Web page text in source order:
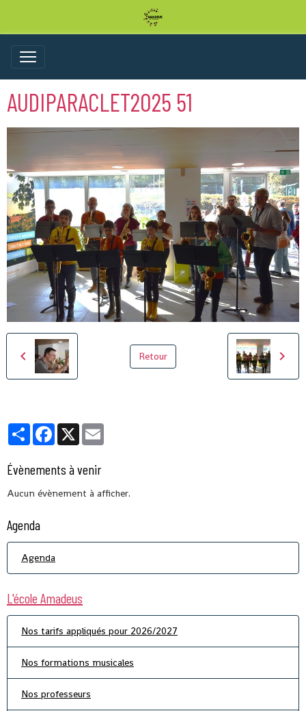
AUDIPARACLET2025 51
Retour
PartagerFacebook
X
Évènements à venir
Aucun évènement à afficher.
Agenda
Agenda
L'école Amadeus
Nos tarifs appliqués pour 2026/2027
Nos formations musicales
Nos professeurs